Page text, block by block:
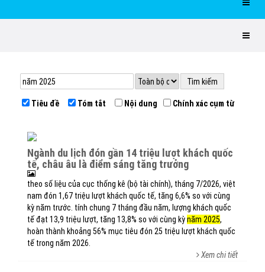
Tiêu đề Tóm tắt Nội dung Chính xác cụm từ
ngành du lịch đón gần 14 triệu lượt khách quốc
tế, châu âu là điểm sáng tăng trưởng
theo số liệu của cục thống kê (bộ tài chính), tháng 7/2026, việt
nam đón 1,67 triệu lượt khách quốc tế, tăng 6,6% so với cùng
kỳ năm trước. tính chung 7 tháng đầu năm, lượng khách quốc
tế đạt 13,9 triệu lượt, tăng 13,8% so với cùng kỳnăm 2025,
hoàn thành khoảng 56% mục tiêu đón 25 triệu lượt khách quốc
tế trong năm 2026.
Xem chi tiết